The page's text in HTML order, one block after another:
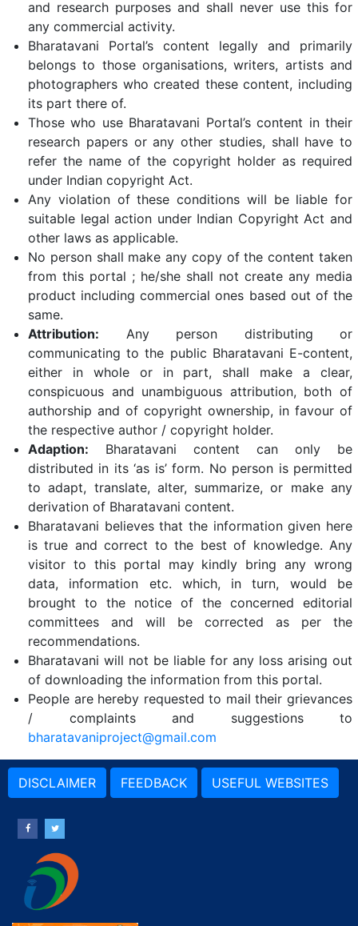
and research purposes and shall never use this for
any commercial activity.
Bharatavani Portal’s content legally and primarily
belongs to those organisations, writers, artists and
photographers who created these content, including
its part there of.
Those who use Bharatavani Portal’s content in their
research papers or any other studies, shall have to
refer the name of the copyright holder as required
under Indian copyright Act.
Any violation of these conditions will be liable for
suitable legal action under Indian Copyright Act and
other laws as applicable.
No person shall make any copy of the content taken
from this portal ; he/she shall not create any media
product including commercial ones based out of the
same.
Attribution: Any person distributing or
communicating to the public Bharatavani E-content,
either in whole or in part, shall make a clear,
conspicuous and unambiguous attribution, both of
authorship and of copyright ownership, in favour of
the respective author / copyright holder.
Adaption: Bharatavani content can only be
distributed in its ‘as is’ form. No person is permitted
to adapt, translate, alter, summarize, or make any
derivation of Bharatavani content.
Bharatavani believes that the information given here
is true and correct to the best of knowledge. Any
visitor to this portal may kindly bring any wrong
data, information etc. which, in turn, would be
brought to the notice of the concerned editorial
committees and will be corrected as per the
recommendations.
Bharatavani will not be liable for any loss arising out
of downloading the information from this portal.
People are hereby requested to mail their grievances
/ complaints and suggestions to
bharatavaniproject@gmail.com
DISCLAIMER FEEDBACK USEFUL WEBSITES